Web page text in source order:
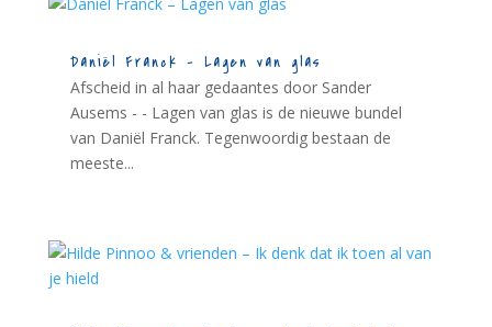
Daniël Franck – Lagen van glas
Afscheid in al haar gedaantes door Sander
Ausems - - Lagen van glas is de nieuwe bundel
van Daniël Franck. Tegenwoordig bestaan de
meeste...